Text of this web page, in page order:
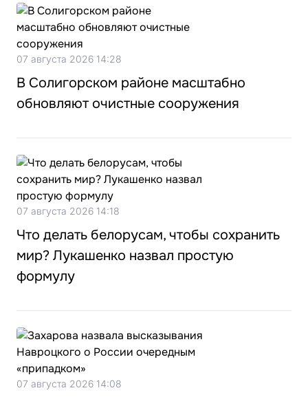
07 августа 2026 14:28
В Солигорском районе масштабно
обновляют очистные сооружения
07 августа 2026 14:18
Что делать белорусам, чтобы сохранить
мир? Лукашенко назвал простую
формулу
07 августа 2026 14:08